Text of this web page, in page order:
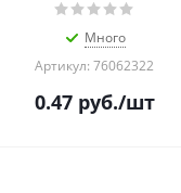
Много
Артикул: 76062322
0.47руб./шт